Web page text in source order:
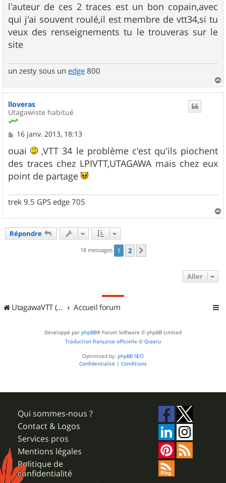
l'auteur de ces 2 traces est un bon copain,avec
qui j'ai souvent roulé,il est membre de vtt34,si tu
veux des renseignements tu le trouveras sur le
site
un zesty sous un edge 800
a
lloveras
Utagawiste habitué
M
s
s
a
g
e
16 janv. 2013, 18:13
ouai
,VTT 34 le problème c'est qu'ils piochent
des traces chez LPIVTT,UTAGAWA mais chez eux
point de partage
trek 9.5 GPS edge 705
a
Répondre
18 messages 1 2
Aller
UtagawaVTT (Randos VTT et VTTAE avec traces GPS) Accueil forum
Développé par phpBB® Forum Software © phpBB Limited
Traduction française officielle © Qiaeru
Optimized by: phpBB SEO
Confidentialité | Conditions
Qui sommes-nous ?
Contact & Logos
Services pros
Mentions légales
Politique de
confidentialité